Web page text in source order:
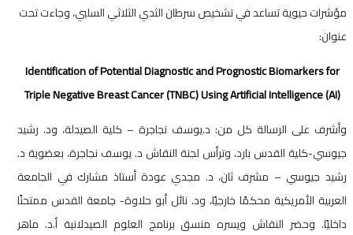
مؤشرات حيوية تساعد في تشخيص سرطان الثدي الثلاثي السلبي، وجاءت تحت
عنوان:
Identification of Potential Diagnostic and Prognostic Biomarkers for
Triple Negative Breast Cancer (TNBC) Using Artificial Intelligence (AI)
وأشرف على الرسالة كل من: د.يوسف نجاجرة – كلية الصيدلة، ود. رشيد
جيوسي-كلية القدس بارد، وترأس لجنة النقاش د. يوسف نجاجرة، بعضوية د.
رشيد جيوسي – مشرف ثان، د. مجدي عودة أستاذ مشارك في الجامعة
العربية الأمريكية محكمًا خارجيًا، ود. نائل أبو حلاوة- جامعة القدس ممتحنًا
داخليًا. وحضر النقاش ويسره منسق برنامج العلوم الصيدلانية أ.د. ماهر